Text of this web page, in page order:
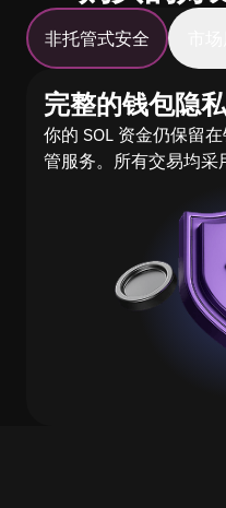
非托管式安全
完整的钱包隐
你的 SOL 资金仍保留
管服务。所有交易均采